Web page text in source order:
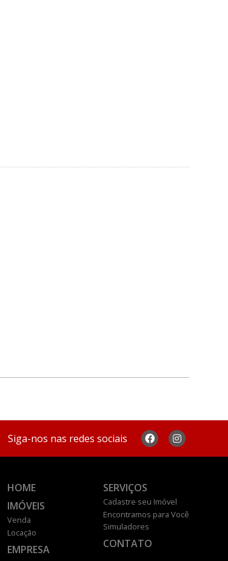
Siga-nos nas redes sociais
HOME
IMÓVEIS
Venda
Locação
EMPRESA
SERVIÇOS
Cadastre seu Imóvel
Encontramos para Você
Simuladores
CONTATO